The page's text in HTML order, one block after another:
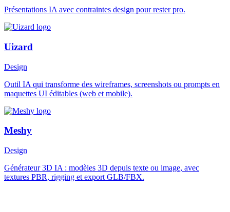
Présentations IA avec contraintes design pour rester pro.
Uizard
Design
Outil IA qui transforme des wireframes, screenshots ou prompts en
maquettes UI éditables (web et mobile).
Meshy
Design
Générateur 3D IA : modèles 3D depuis texte ou image, avec
textures PBR, rigging et export GLB/FBX.